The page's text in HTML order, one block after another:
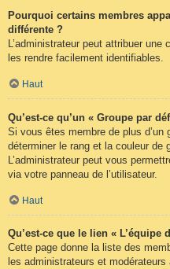
Pourquoi certains membres
différente ?
L’administrateur peut attribuer
les rendre facilement identifiables.
Haut
Qu’est-ce qu’un « Groupe par
Si vous êtes membre de plus
déterminer le rang et la couleur de
L’administrateur peut vous
via votre panneau de l’utilisateur.
Haut
Qu’est-ce que le lien « L’équipe
Cette page donne la liste des
les administrateurs et